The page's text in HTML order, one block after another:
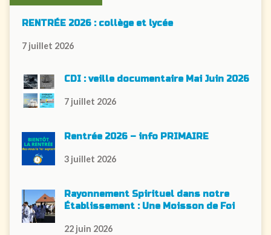
RENTRÉE 2026 : collège et lycée
7 juillet 2026
CDI : veille documentaire Mai Juin 2026
7 juillet 2026
Rentrée 2026 – info PRIMAIRE
3 juillet 2026
Rayonnement Spirituel dans notre
Établissement : Une Moisson de Foi
22 juin 2026